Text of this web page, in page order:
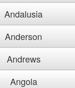
Andalusia
Anderson
Andrews
Angola